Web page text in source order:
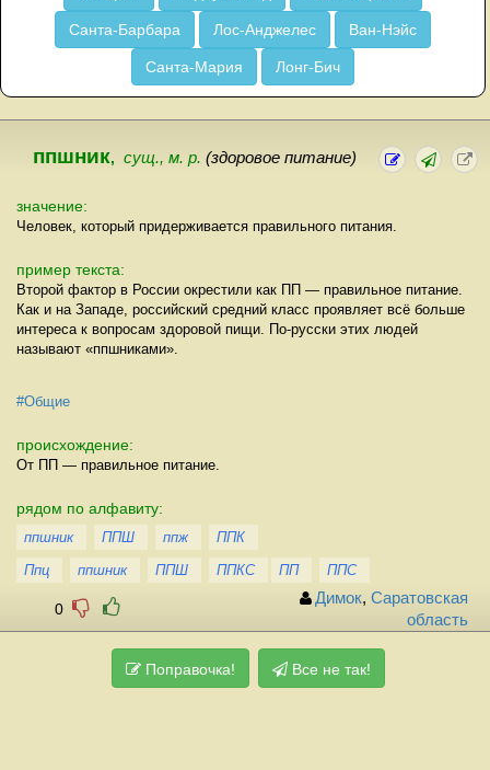
Санта-Барбара Лос-Анджелес Ван-Нэйс
Санта-Мария Лонг-Бич
ппшник, сущ., м. р. (здоровое питание)
значение:
Человек, который придерживается правильного питания.
пример текста:
Второй фактор в России окрестили как ПП — правильное питание.
Как и на Западе, российский средний класс проявляет всё больше
интереса к вопросам здоровой пищи. По-русски этих людей
называют «ппшниками».
#Общие
происхождение:
От ПП — правильное питание.
рядом по алфавиту:
ппшник ППШ ппж
ППК
Ппц
ппшник ППШ ППКС ПП ППС
0
Димок, Саратовская
область
Поправочка! Все не так!